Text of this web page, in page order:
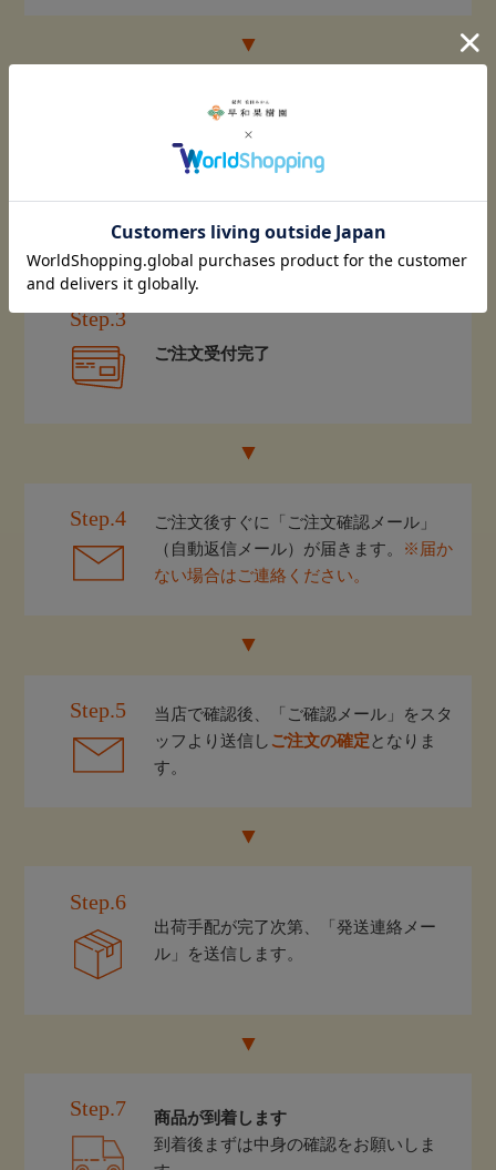
注文画面に進み、ご購入手続きに進む
（お届け日やのし等はこちらで指定）
Step.3
ご注文受付完了
Step.4
ご注文後すぐに「ご注文確認メール」
（自動返信メール）が届きます。
※届か
ない場合はご連絡ください。
Step.5
当店で確認後、「ご確認メール」をスタ
ッフより送信し ご注文の確定となりま
す。
Step.6
出荷手配が完了次第、「発送連絡メー
ル」を送信します。
Step.7
商品が到着します
到着後まずは中身の確認をお願いしま